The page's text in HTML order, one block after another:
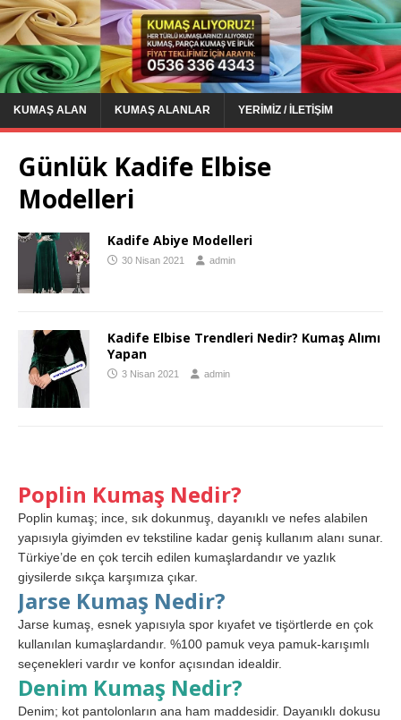
KUMAŞ ALAN KUMAŞ ALANLAR YERIMIZ / İLETIŞIM
Günlük Kadife Elbise
Modelleri
Kadife Abiye Modelleri
30 Nisan 2021 admin
Kadife Elbise Trendleri Nedir? Kumaş Alımı
Yapan
3 Nisan 2021 admin
Poplin Kumaş Nedir?
Poplin kumaş; ince, sık dokunmuş, dayanıklı ve nefes alabilen
yapısıyla giyimden ev tekstiline kadar geniş kullanım alanı sunar.
Türkiye’de en çok tercih edilen kumaşlardandır ve yazlık
giysilerde sıkça karşımıza çıkar.
Jarse Kumaş Nedir?
Jarse kumaş, esnek yapısıyla spor kıyafet ve tişörtlerde en çok
kullanılan kumaşlardandır. %100 pamuk veya pamuk-karışımlı
seçenekleri vardır ve konfor açısından idealdir.
Denim Kumaş Nedir?
Denim; kot pantolonların ana ham maddesidir. Dayanıklı dokusu